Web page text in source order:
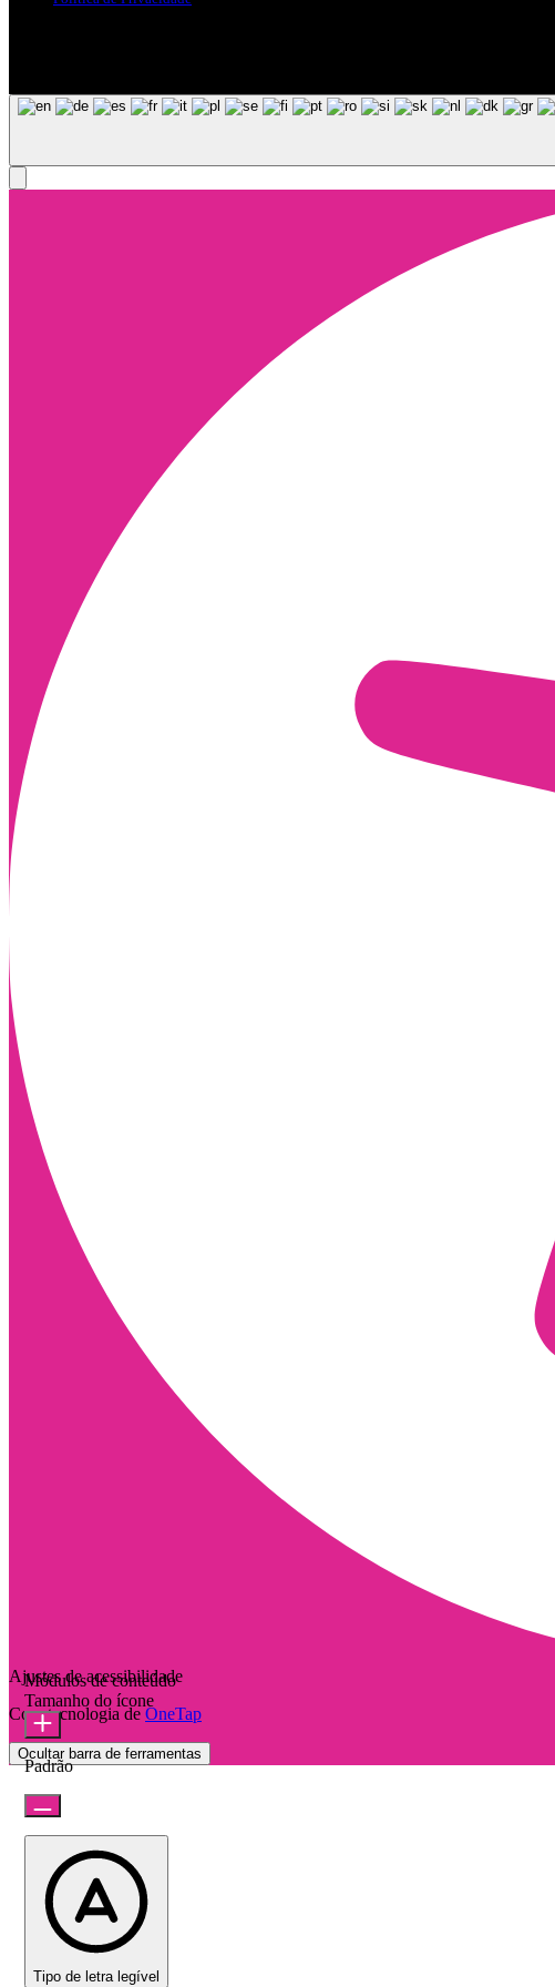
Ajustes de acessibilidade
Com tecnologia de OneTap
Ocultar barra de ferramentas
Módulos de conteúdo
Tamanho do ícone
Padrão
Tipo de letra legível